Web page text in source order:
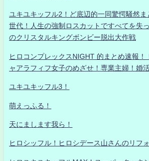
ユキユキッフル2！ど底辺的一同驚愕騒然ま
世代！人生の強制ロスカットですべてを失
のクリスタルキングボンビー脱出大作戦
ヒロコンプレックスNIGHT 的まとめ速報！
ャアラフィフ女子のめざせ！専業主婦！婚
ユキユキッフル3！
萌えっふる！
天にまします我ら！
ヒロシッフル！ヒロシデース山さんのリフ